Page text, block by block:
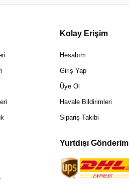
Kolay Erişim
Hesabım
Giriş Yap
Üye Ol
Havale Bildirimleri
Sipariş Takibi
Yurtdışı Gönderim